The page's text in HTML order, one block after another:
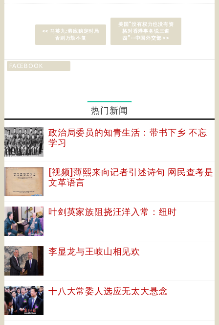
<< 马英九:港应稳定时局
否则万劫不复
美国“没有权力也没有资
格对香港事务说三道
四”--中国外交部 >>
FACEBOOK
热门新闻
政治局委员的知青生活：带书下乡 不忘
学习
[视频]薄熙来向记者引述诗句 网民查考是
文革语言
叶剑英家族阻挠汪洋入常：纽时
李显龙与王岐山相见欢
十八大常委人选应无太大悬念